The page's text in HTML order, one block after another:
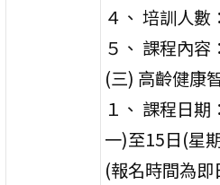
４、 培訓人數
５、 課程內容
(三) 高齡健康
１、 課程日
一)至15日(星
(報名時間為